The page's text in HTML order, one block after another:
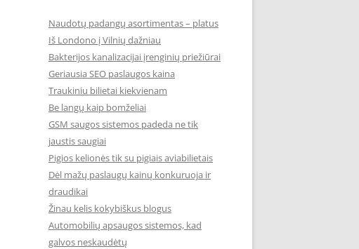
Naudotų padangų asortimentas – platus
Iš Londono į Vilnių dažniau
Bakterijos kanalizacijai įrenginių priežiūrai
Geriausia SEO paslaugos kaina
Traukiniu bilietai kiekvienam
Be langų kaip bomželiai
GSM saugos sistemos padeda ne tik
jaustis saugiai
Pigios kelionės tik su pigiais aviabilietais
Dėl mažų paslaugų kainų konkuruoja ir
draudikai
Žinau kelis kokybiškus blogus
Automobilių apsaugos sistemos, kad
galvos neskaudėtų